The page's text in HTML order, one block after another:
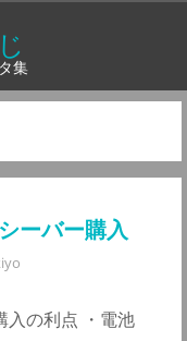
集
ーバー購入
入の利点 ・電池